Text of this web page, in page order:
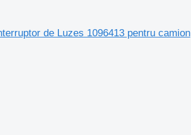
de Luzes 1096413 pentru camion